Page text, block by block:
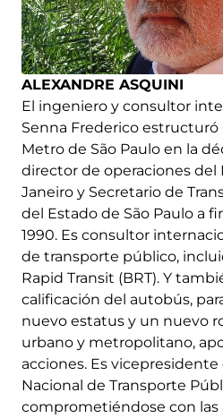
ALEXANDRE ASQUINI
El ingeniero y consultor
Senna Frederico estructuró
Metro de São Paulo en la
director de operaciones del
Janeiro y Secretario de
del Estado de São Paulo a
1990. Es consultor
de transporte público,
Rapid Transit (BRT). Y
calificación del autobús,
nuevo estatus y un nuevo
urbano y metropolitano,
acciones. Es vicepresidente
Nacional de Transporte
comprometiéndose con las